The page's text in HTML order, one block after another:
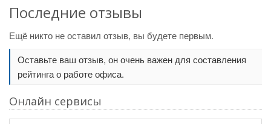
Последние отзывы
Ещё никто не оставил отзыв, вы будете первым.
Оставьте ваш отзыв, он очень важен для составления
рейтинга о работе офиса.
Онлайн сервисы